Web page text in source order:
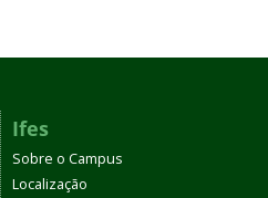
Ifes
Sobre o Campus
Localização